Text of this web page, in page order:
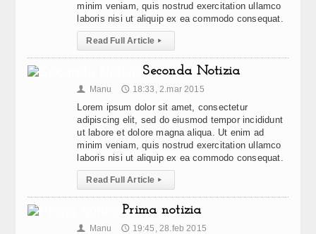
minim veniam, quis nostrud exercitation ullamco
laboris nisi ut aliquip ex ea commodo consequat.
Read Full Article ▸
Seconda Notizia
👤 Manu 🕔 18:33, 2.mar 2015
Lorem ipsum dolor sit amet, consectetur
adipiscing elit, sed do eiusmod tempor incididunt
ut labore et dolore magna aliqua. Ut enim ad
minim veniam, quis nostrud exercitation ullamco
laboris nisi ut aliquip ex ea commodo consequat.
Read Full Article ▸
Prima notizia
👤 Manu 🕔 19:45, 28.feb 2015